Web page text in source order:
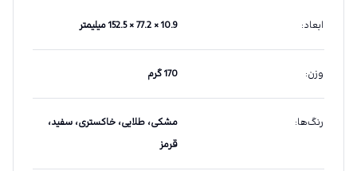
ابعاد: 10.9 × 77.2 × 152.5 میلیمتر
وزن: 170 گرم
رنگ‌ها:
مشکی، طلایی، خاکستری، سفید،
قرمز